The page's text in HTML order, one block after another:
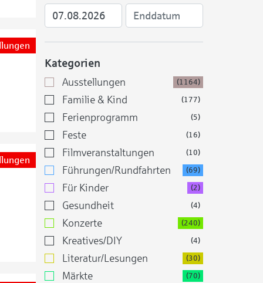
Kategorien
Ausstellungen (1164)
Familie & Kind (177)
Ferienprogramm (5)
Feste (16)
Filmveranstaltungen (10)
Führungen/Rundfahrten (69)
Für Kinder (2)
Gesundheit (4)
Konzerte (240)
Kreatives/DIY (4)
Literatur/Lesungen (30)
Märkte (70)